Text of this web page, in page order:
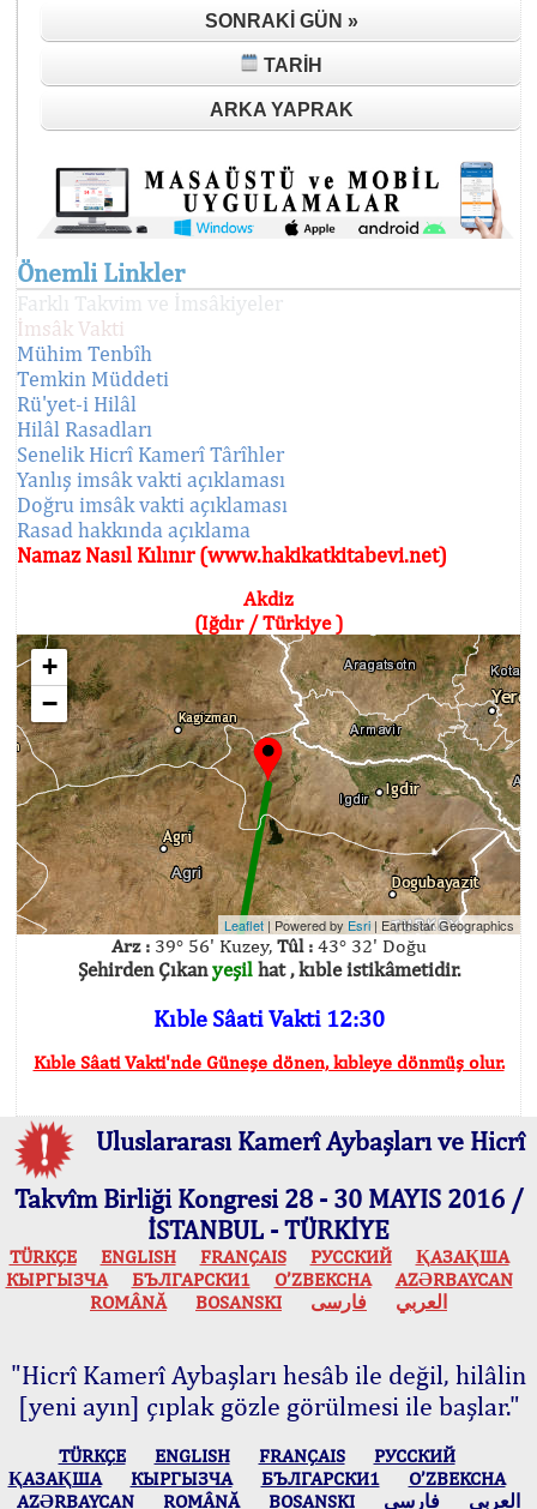
SONRAKI GÜN »
TARIH
ARKA YAPRAK
Önemli Linkler
Farklı Takvim ve İmsâkiyeler
İmsâk Vakti
Mühim Tenbîh
Temkin Müddeti
Rü'yet-i Hilâl
Hilâl Rasadları
Senelik Hicrî Kamerî Târîhler
Yanlış imsâk vakti açıklaması
Doğru imsâk vakti açıklaması
Rasad hakkında açıklama
Namaz Nasıl Kılınır (www.hakikatkitabevi.net)
Akdiz
(Iğdır / Türkiye )
+
−
Leaflet | Powered by Esri | Earthstar Geographics
Arz :39° 56' Kuzey, Tûl :43° 32' Doğu
Şehirden Çıkanyeşilhat , kıble istikâmetidir.
Kıble Sâati Vakti 12:30
Kıble Sâati Vakti'nde Güneşe dönen, kıbleye dönmüş olur.
Uluslararası Kamerî Aybaşları ve Hicrî
Takvîm Birliği Kongresi 28 - 30 MAYIS 2016 /
İSTANBUL - TÜRKİYE
TÜRKÇE ENGLISH FRANÇAIS РУССКИЙ
ҚАЗАҚША
КЫPГЫЗЧA
БЪЛГАРСКИ1 O’ZBEKCHA
AZӘRBAYCAN
ROMÂNĂ
BOSANSKI العربي فارسی
"Hicrî Kamerî Aybaşları hesâb ile değil, hilâlin
[yeni ayın] çıplak gözle görülmesi ile başlar."
TÜRKÇE ENGLISH FRANÇAIS
РУССКИЙ
ҚАЗАҚША
КЫPГЫЗЧA БЪЛГАРСКИ1
O’ZBEKCHA
AZӘRBAYCAN
ROMÂNĂ BOSANSKI العربي فارسی